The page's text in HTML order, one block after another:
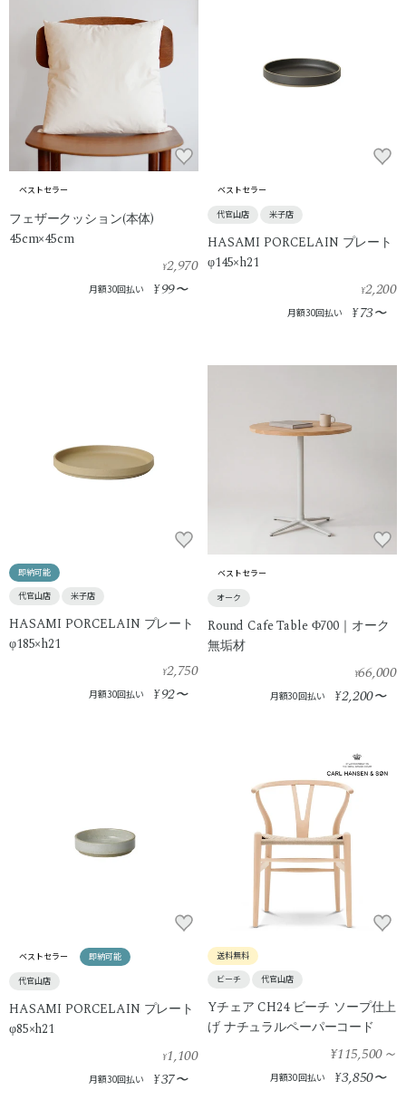
ベストセラー
フェザークッション(本体)
45cm×45cm
¥2,970
月額30回払い ¥99〜
ベストセラー
代官山店 米子店
HASAMI PORCELAIN プレート
φ145×h21
¥2,200
月額30回払い ¥73〜
即納可能
代官山店
米子店
HASAMI PORCELAIN プレート
φ185×h21
¥2,750
月額30回払い ¥92〜
ベストセラー
オーク
Round Cafe Table Φ700｜オーク
無垢材
¥66,000
月額30回払い ¥2,200〜
ベストセラー 即納可能
代官山店
HASAMI PORCELAIN プレート
φ85×h21
¥1,100
月額30回払い ¥37〜
送料無料
ビーチ
代官山店
Yチェア CH24 ビーチ ソープ仕上
げ ナチュラルペーパーコード
¥115,500～
月額30回払い ¥3,850〜